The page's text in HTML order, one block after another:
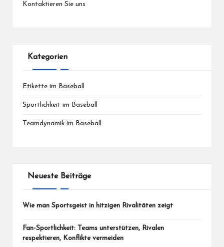
Kontaktieren Sie uns
Kategorien
Etikette im Baseball
Sportlichkeit im Baseball
Teamdynamik im Baseball
Neueste Beiträge
Wie man Sportsgeist in hitzigen Rivalitäten zeigt
Fan-Sportlichkeit: Teams unterstützen, Rivalen
respektieren, Konflikte vermeiden